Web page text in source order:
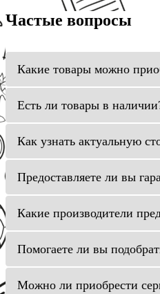
Частые вопросы
Какие товары можно
Есть ли товары в
Как узнать актуальную
Предоставляете ли вы
Какие производители
Помогаете ли вы
Можно ли приобрести